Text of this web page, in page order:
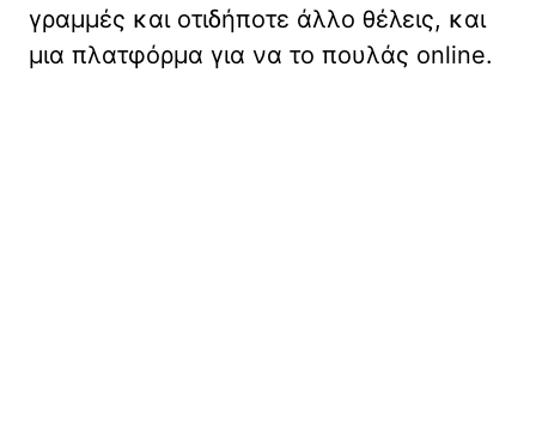
γραμμές και οτιδήποτε άλλο θέλεις, και
μια πλατφόρμα για να το πουλάς online.